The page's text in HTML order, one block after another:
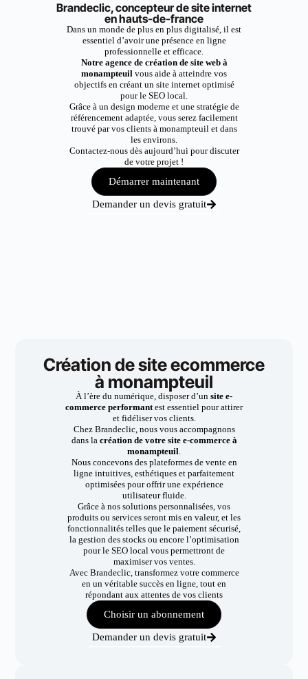
Brandeclic, concepteur de site internet
en hauts-de-france
Dans un monde de plus en plus digitalisé, il est
essentiel d’avoir une présence en ligne
professionnelle et efficace.
Notre agence de création de site web à
monampteuil vous aide à atteindre vos
objectifs en créant un site internet optimisé
pour le SEO local.
Grâce à un design moderne et une stratégie de
référencement adaptée, vous serez facilement
trouvé par vos clients à monampteuil et dans
les environs.
Contactez-nous dès aujourd’hui pour discuter
de votre projet !
Démarrer maintenant
Demander un devis gratuit
Création de site ecommerce
à monampteuil
À l’ère du numérique, disposer d’un site e-
commerce performantest essentiel pour attirer
et fidéliser vos clients.
Chez Brandeclic, nous vous accompagnons
dans la création de votre site e-commerce à
monampteuil.
Nous concevons des plateformes de vente en
ligne intuitives, esthétiques et parfaitement
optimisées pour offrir une expérience
utilisateur fluide.
Grâce à nos solutions personnalisées, vos
produits ou services seront mis en valeur, et les
fonctionnalités telles que le paiement sécurisé,
la gestion des stocks ou encore l’optimisation
pour le SEO local vous permettront de
maximiser vos ventes.
Avec Brandeclic, transformez votre commerce
en un véritable succès en ligne, tout en
répondant aux attentes de vos clients
Choisir un abonnement
Demander un devis gratuit